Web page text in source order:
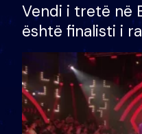
Vendi i tretë në
është finalisti i